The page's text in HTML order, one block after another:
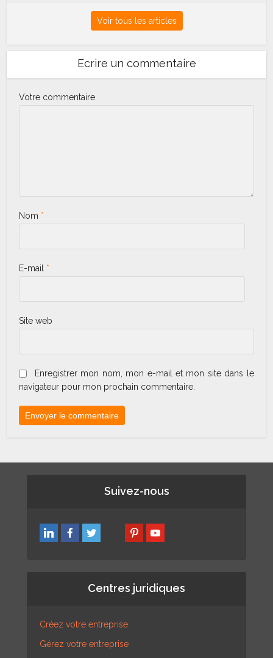
Voir tous les articles
Ecrire un commentaire
Votre commentaire
Nom *
E-mail *
Site web
Enregistrer mon nom, mon e-mail et mon site dans le
navigateur pour mon prochain commentaire.
Suivez-nous
Centres juridiques
Créez votre entreprise
Gérez votre entreprise